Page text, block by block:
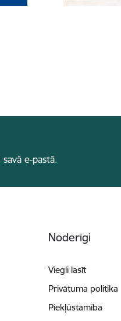
e-pastā.
Noderīgi
Viegli lasīt
Privātuma politika
Piekļūstamība